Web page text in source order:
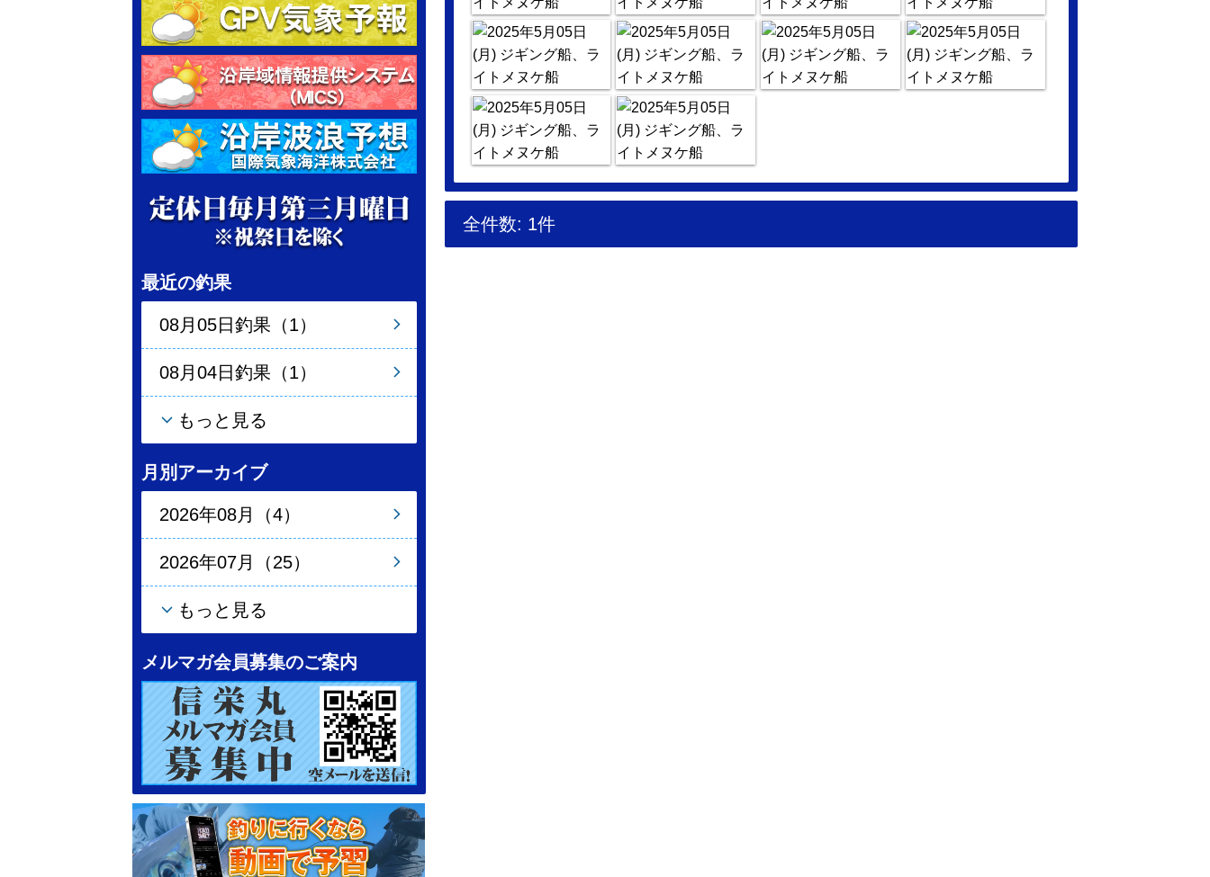
全件数: 1件
最近の釣果
08月05日釣果（1）
08月04日釣果（1）
もっと見る
月別アーカイブ
2026年08月（4）
2026年07月（25）
もっと見る
メルマガ会員募集のご案内